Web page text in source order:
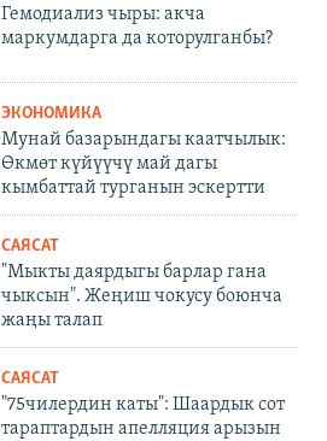
Гемодиализ чыры: акча
маркумдарга да которулганбы?
ЭКОНОМИКА
Мунай базарындагы каатчылык:
Өкмөт күйүүчү май дагы
кымбаттай турганын эскертти
САЯСАТ
"Мыкты даярдыгы барлар гана
чыксын". Жеңиш чокусу боюнча
жаңы талап
САЯСАТ
"75чилердин каты": Шаардык сот
тараптардын апелляция арызын